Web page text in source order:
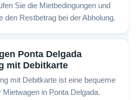
Sie die Mietbedingungen und
den Restbetrag bei der Abholung.
Ponta Delgada
mit Debitkarte
mit Debitkarte ist eine bequeme
Mietwagen in Ponta Delgada.